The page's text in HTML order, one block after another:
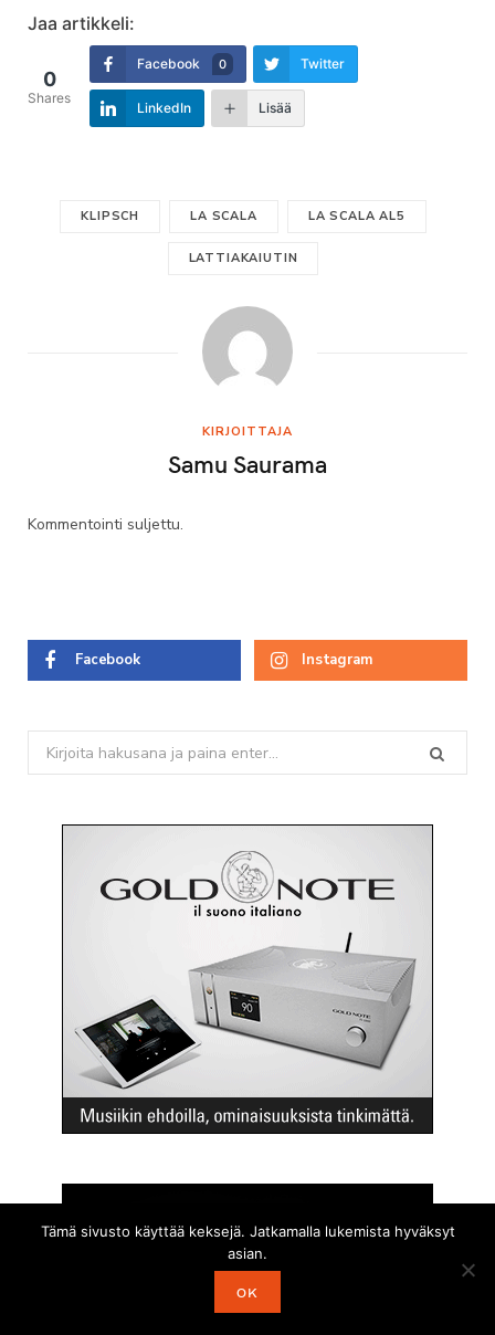
Jaa artikkeli:
0
Shares
Facebook 0 Twitter
LinkedIn Lisää
KLIPSCH LA SCALA LA SCALA AL5
LATTIAKAIUTIN
KIRJOITTAJA
Samu Saurama
Kommentointi suljettu.
Facebook Instagram
Search
for:
Tämä sivusto käyttää keksejä. Jatkamalla lukemista hyväksyt
asian.
OK